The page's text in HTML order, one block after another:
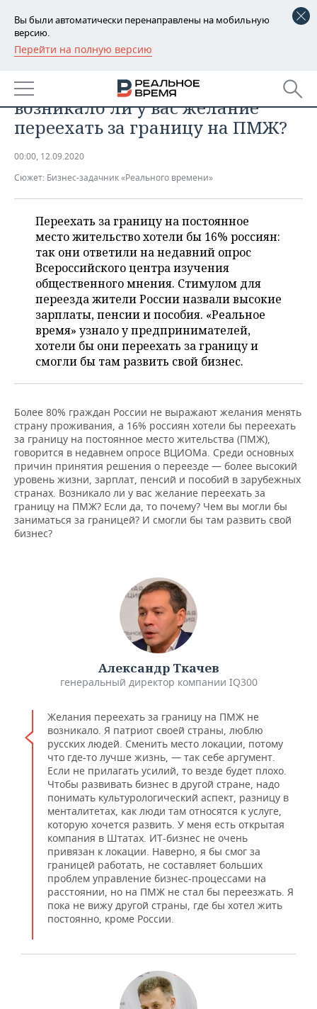
Вы были автоматически перенаправлены на мобильную
версию.
Перейти на полную версию
РЕГИОНЫ
БАШКОРТОСТАН
ТАТАРСТАН
НОВОСТИ
АНАЛИТИКА
ДЕКЛАРАЦИИ О ДОХОДАХ
КОРОЛИ ГОСЗАКАЗА ПФО
КОМУ ПРИНАДЛЕЖАТ
ТОРГОВЫЕ ЦЕНТРЫ
ТАТАРСТАНА
НОВОСТИ ЭКОНОМИКИ
ФИНАНСЫ
БЮДЖЕТ
ИНВЕСТИЦИИ
ПРОМЫШЛЕННОСТЬ
НОВОСТИ
ПРОМЫШЛЕННОСТИ
АГРОПРОМ
МАШИНОСТРОЕНИЕ
НЕФТЕХИМИЯ
НЕФТЬ
ОПК
ЭНЕРГЕТИКА
НЕДВИЖИМОСТЬ
АВТО
НОВОСТИ АВТО
БИЗНЕС
НОВОСТИ БИЗНЕСА
РОЗНИЧНАЯ ТОРГОВЛЯ
УСЛУГИ
ТЕХНОЛОГИИ
НОВОСТИ ТЕХНОЛОГИЙ
МЕДИА
ТЕЛЕКОММУНИКАЦИИ
МЕРОПРИЯТИЯ
ВЫЕЗДНАЯ РЕДАКЦИЯ
БИЗНЕС-БРАНЧИ
ONLINE-КОНФЕРЕНЦИИ
ОТКРЫТАЯ ЛЕКЦИЯ
НОВОСТИ СПОРТА
ФУТБОЛ
ХОККЕЙ
БАСКЕТБОЛ
ВОЛЕЙБОЛ
ФИГУРНОЕ КАТАНИЕ
ВОДНЫЕ ВИДЫ СПОРТА
ХОККЕЙ С МЯЧОМ
ОБЩЕСТВО
НОВОСТИ ОБЩЕСТВА
ВЛАСТЬ
ИНФРАСТРУКТУРА
ИСТОРИЯ
ПРОИСШЕСТВИЯ
ФОТОГАЛЕРЕЯ
СЮЖЕТЫ
СПРАВОЧНИК
СПИСОК ПЕРСОН
ПОЛНАЯ ВЕРСИЯ
Опрос предпринимателей:
возникало ли у вас желание
переехать за границу на ПМЖ?
00:00, 12.09.2020
Сюжет: Бизнес-задачник «Реального времени»
Переехать за границу на постоянное
место жительство хотели бы 16% россиян:
так они ответили на недавний опрос
Всероссийского центра изучения
общественного мнения. Стимулом для
переезда жители России назвали высокие
зарплаты, пенсии и пособия. «Реальное
время» узнало у предпринимателей,
хотели бы они переехать за границу и
смогли бы там развить свой бизнес.
Более 80% граждан России не выражают желания менять
страну проживания, а 16% россиян хотели бы переехать
за границу на постоянное место жительства (ПМЖ),
говорится в недавнем опросе ВЦИОМа. Среди основных
причин принятия решения о переезде — более высокий
уровень жизни, зарплат, пенсий и пособий в зарубежных
странах. Возникало ли у вас желание переехать за
границу на ПМЖ? Если да, то почему? Чем вы могли бы
заниматься за границей? И смогли бы там развить свой
бизнес?
Александр Ткачев
генеральный директор компании IQ300
Желания переехать за границу на ПМЖ не
возникало. Я патриот своей страны, люблю
русских людей. Сменить место локации, потому
что где-то лучше жизнь, — так себе аргумент.
Если не прилагать усилий, то везде будет плохо.
Чтобы развивать бизнес в другой стране, надо
понимать культурологический аспект, разницу в
менталитетах, как люди там относятся к услуге,
которую хочется развить. У меня есть открытая
компания в Штатах. ИТ-бизнес не очень
привязан к локации. Наверно, я бы смог за
границей работать, не составляет больших
проблем управление бизнес-процессами на
расстоянии, но на ПМЖ не стал бы переезжать. Я
пока не вижу другой страны, где бы хотел жить
постоянно, кроме России.